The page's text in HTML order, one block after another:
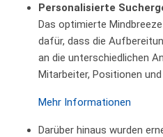
Personalisierte
Das optimierte
dafür, dass die
an die unterschiedlichen
Mitarbeiter, Positionen
Mehr Informationen
Darüber hinaus wurden